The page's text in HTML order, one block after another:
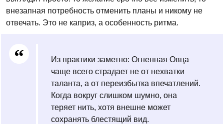
внезапная потребность отменить планы и никому не
отвечать. Это не каприз, а особенность ритма.
Из практики заметно: Огненная Овца
чаще всего страдает не от нехватки
таланта, а от переизбытка впечатлений.
Когда вокруг слишком шумно, она
теряет нить, хотя внешне может
сохранять блестящий вид.